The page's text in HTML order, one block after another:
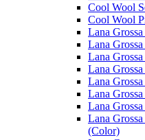
Cool Wool
Cool Wool
Lana
Lana
Lana
Lana
Lana
Lana
Lana
Lana
(Color)